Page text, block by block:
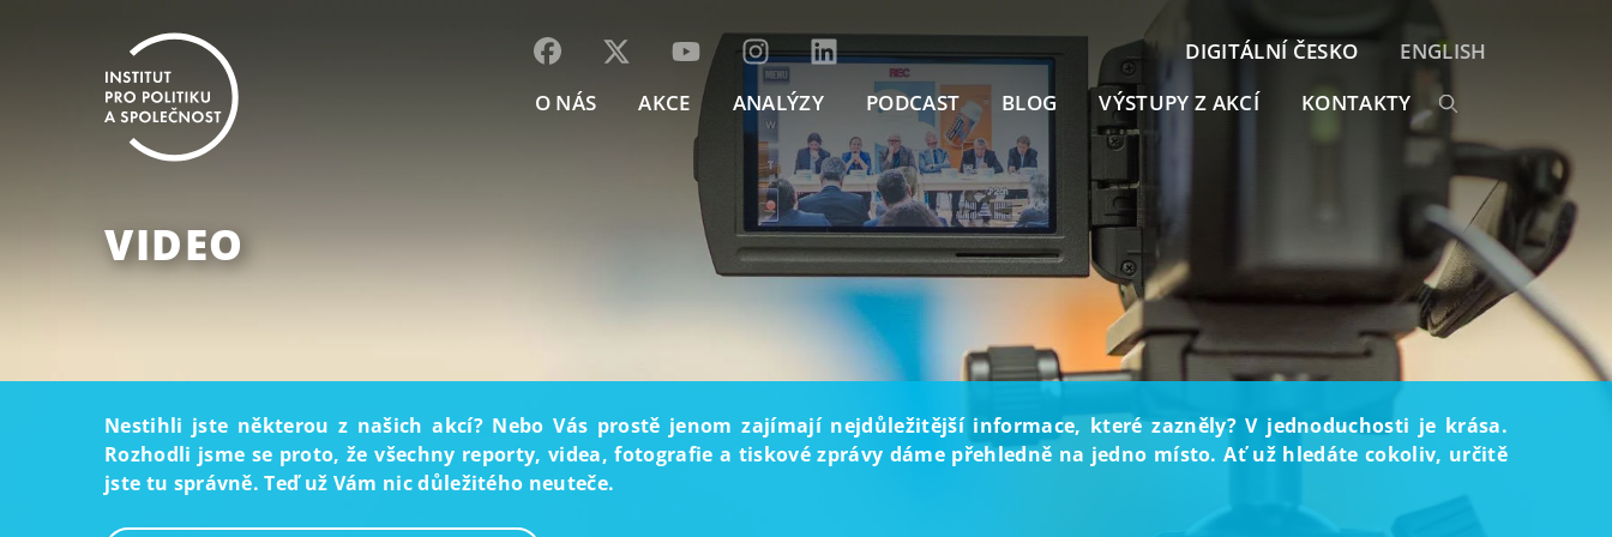
O NÁS AKCE ANALÝZY PODCAST BLOG VÝSTUPY Z AKCÍ KONTAKTY
DIGITÁLNÍ ČESKO ENGLISH
VIDEO
Nestihli jste některou z našich akcí? Nebo Vás prostě jenom zajímají nejdůležitější informace, které zazněly? V jednoduchosti je krása.
Rozhodli jsme se proto, že všechny reporty, videa, fotografie a tiskové zprávy dáme přehledně na jedno místo. Ať už hledáte cokoliv, určitě
jste tu správně. Teď už Vám nic důležitého neuteče.